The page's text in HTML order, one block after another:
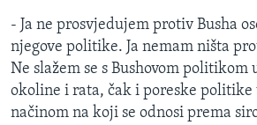
- Ja ne prosvjedujem protiv Busha
njegove politike. Ja nemam ništa
Ne slažem se s Bushovom politikom
okoline i rata, čak i poreske politike
načinom na koji se odnosi prema